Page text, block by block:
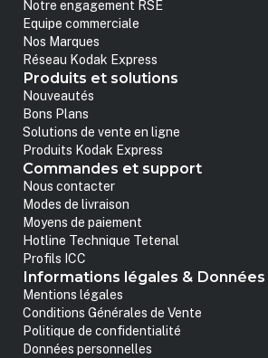
Notre engagement RSE
Equipe commerciale
Nos Marques
Réseau Kodak Express
Produits et solutions
Nouveautés
Bons Plans
Solutions de vente en ligne
Produits Kodak Express
Commandes et support
Nous contacter
Modes de livraison
Moyens de paiement
Hotline Technique Tetenal
Profils ICC
Informations légales & Données
Mentions légales
Conditions Générales de Vente
Politique de confidentialité
Données personnelles